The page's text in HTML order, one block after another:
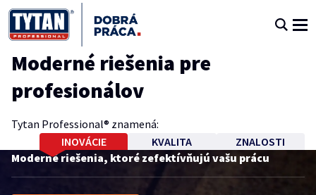
Moderné riešenia pre
profesionálov
Tytan Professional® znamená:
INOVÁCIE
KVALITA
ZNALOSTI
Moderné riešenia, ktoré zefektívňujú vašu prácu
Spoľahlivosť, najvyššia kvalita a vysoký výkon
produktov
Technická podpora a odborné poradenstvo pri
realizácii prác